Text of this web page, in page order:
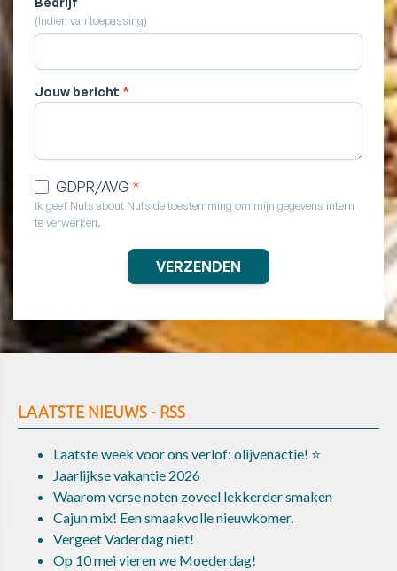
LAATSTE NIEUWS - RSS
Laatste week voor ons verlof: olijvenactie! ⭐
Jaarlijkse vakantie 2026
Waarom verse noten zoveel lekkerder smaken
Cajun mix! Een smaakvolle nieuwkomer.
Vergeet Vaderdag niet!
Op 10 mei vieren we Moederdag!